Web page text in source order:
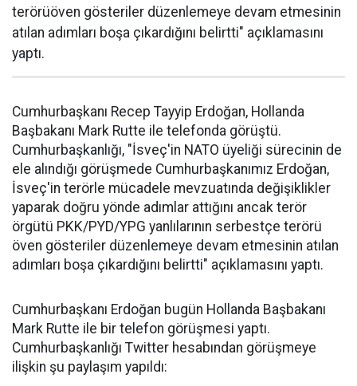
terörüöven gösteriler düzenlemeye devam etmesinin
atılan adımları boşa çıkardığını belirtti" açıklamasını
yaptı.
Cumhurbaşkanı Recep Tayyip Erdoğan, Hollanda
Başbakanı Mark Rutte ile telefonda görüştü.
Cumhurbaşkanlığı, "İsveç'in NATO üyeliği sürecinin de
ele alındığı görüşmede Cumhurbaşkanımız Erdoğan,
İsveç'in terörle mücadele mevzuatında değişiklikler
yaparak doğru yönde adımlar attığını ancak terör
örgütü PKK/PYD/YPG yanlılarının serbestçe terörü
öven gösteriler düzenlemeye devam etmesinin atılan
adımları boşa çıkardığını belirtti" açıklamasını yaptı.
Cumhurbaşkanı Erdoğan bugün Hollanda Başbakanı
Mark Rutte ile bir telefon görüşmesi yaptı.
Cumhurbaşkanlığı Twitter hesabından görüşmeye
ilişkin şu paylaşım yapıldı: